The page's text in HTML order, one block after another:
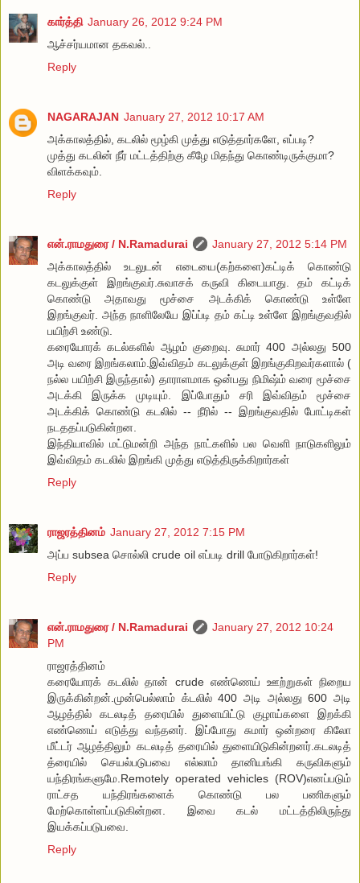
கார்த்தி January 26, 2012 9:24 PM
ஆச்சர்யமான தகவல்..
Reply
NAGARAJAN January 27, 2012 10:17 AM
அக்காலத்தில், கடலில் மூழ்கி முத்து எடுத்தார்களே, எப்படி?
முத்து கடலின் நீர் மட்டத்திற்கு கீழே மிதந்து கொண்டிருக்குமா?
விளக்கவும்.
Reply
என்.ராமதுரை / N.Ramadurai
January 27, 2012 5:14 PM
அக்காலத்தில் உடலுடன் எடையை(கற்களை)கட்டிக் கொண்டு
கடலுக்குள் இறங்குவர்.சுவாசக் கருவி கிடையாது. தம் கட்டிக்
கொண்டு அதாவது மூச்சை அடக்கிக் கொண்டு உள்ளே
இறங்குவர். அந்த நாளிலேயே இப்ப்டி தம் கட்டி உள்ளே இறங்குவதில்
பயிற்சி உண்டு.
கரையோரக் கடல்களில் ஆழம் குறைவு. சுமார் 400 அல்லது 500
அடி வரை இறங்கலாம்.இவ்விதம் கடலுக்குள் இறங்குகிறவர்களால் (
நல்ல பயிற்சி இருந்தால்) தாராளமாக ஒன்பது நிமிஷ்ம் வரை மூச்சை
அடக்கி இருக்க முடியும். இப்போதும் சரி இவ்விதம் மூச்சை
அடக்கிக் கொண்டு கடலில் -- நீரில் -- இறங்குவதில் போட்டிகள்
நடததப்படுகின்றன.
இந்தியாவில் மட்டுமன்றி அந்த நாட்களில் பல வெளி நாடுகளிலும்
இவ்விதம் கடலில் இறங்கி முத்து எடுத்திருக்கிறார்கள்
Reply
ராஜரத்தினம் January 27, 2012 7:15 PM
அப்ப subsea சொல்லி crude oil எப்படி drill போடுகிறார்கள்!
Reply
என்.ராமதுரை / N.Ramadurai
January 27, 2012 10:24
PM
ராஜரத்தினம்
கரையோரக் கடலில் தான் crude எண்ணெய் ஊற்றுகள் நிறைய
இருக்கின்றன்.முன்பெல்லாம் க்டலில் 400 அடி அல்லது 600 அடி
ஆழத்தில் கடலடித் தரையில் துளையிட்டு குழாய்களை இறக்கி
எண்ணெய் எடுத்து வந்தனர். இப்போது சுமார் ஒன்றரை கிலோ
மீட்டர் ஆழத்திலும் கடலடித் தரையில் துளையிடுகின்றனர்.கடலடித்
த்ரையில் செயல்படுபவை எல்லாம் தானியங்கி கருவிகளும்
யந்திரங்களுமே.Remotely operated vehicles (ROV)எனப்படும்
ராட்சத யந்திரங்களைக் கொண்டு பல பணிகளும்
மேற்கொள்ளப்படுகின்றன. இவை கடல் மட்டத்திலிருந்து
இயக்கப்படுபவை.
Reply